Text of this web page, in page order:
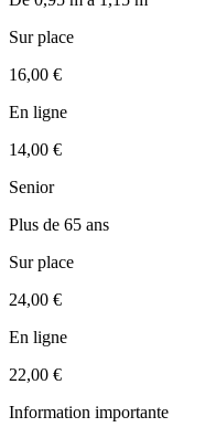
Sur place
16,00 €
En ligne
14,00 €
Senior
Plus de 65 ans
Sur place
24,00 €
En ligne
22,00 €
Information importante